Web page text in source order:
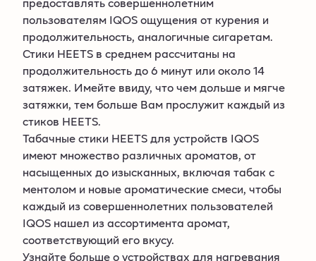
пользователям IQOS ощущения от курения и
продолжительность, аналогичные сигаретам.
Стики HEETS в среднем рассчитаны на
продолжительность до 6 минут или около 14
затяжек. Имейте ввиду, что чем дольше и мягче
затяжки, тем больше Вам прослужит каждый из
стиков HEETS.
Табачные стики HEETS для устройств IQOS
имеют множество различных ароматов, от
насыщенных до изысканных, включая табак с
ментолом и новые ароматические смеси, чтобы
каждый из совершеннолетних пользователей
IQOS нашел из ассортимента аромат,
соответствующий его вкусу.
Узнайте больше о устройствах для нагревания